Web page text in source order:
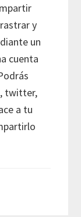
y
un
cuenta
twitter,
a tu